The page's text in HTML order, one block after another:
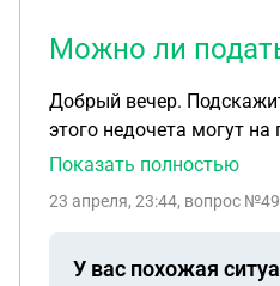
Можно ли
Добрый вечер.
этого недочета могут на
Показать полностью
23 апреля, 23:44, вопрос
У вас похожая